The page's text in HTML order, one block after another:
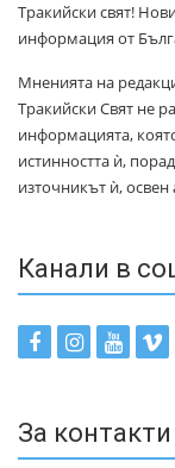
Тракийски свят!
информация от
Мненията на
Тракийски Свят не
информацията,
истинността ѝ,
източникът ѝ, освен
Канали в
За контакти